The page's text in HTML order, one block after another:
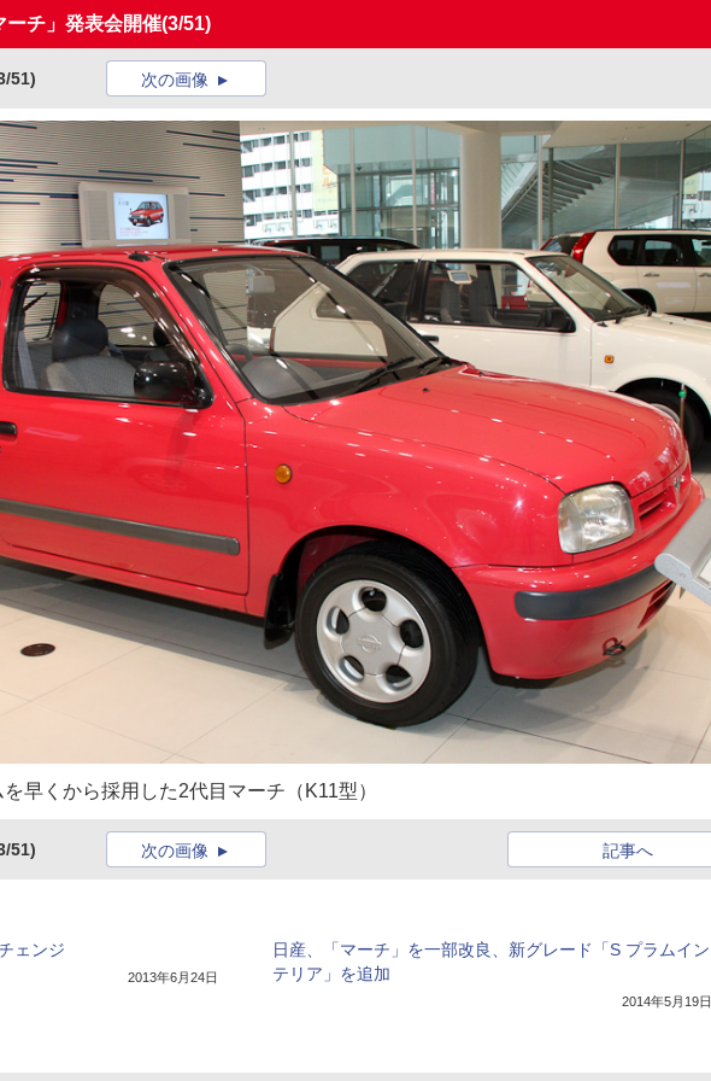
ーチ」発表会開催(3/51)
51) 次の画像
早くから採用した2代目マーチ（K11型）
51) 記事へ
次の画像
ェンジ
2013年6月24日
日産、「マーチ」を一部改良、新グレード「S プラムイン
テリア」を追加
2014年5月19日